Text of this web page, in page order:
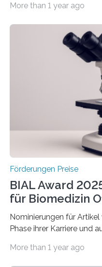
hochrangige
Schlaganfall“ mit Sitz in
Schlaganfallforschung,
Betroffenen zu
diesem Jahr wieder
Preis aus. Er richtet sich
Forscherinnen und
werden soll eine
hochrangige
More than 1 year ago
Förderungen Preise
BIAL Award
für Biomedizin
Nominierungen für
Phase ihrer Karriere und
Leben gerufen, um die
More than 1 year ago